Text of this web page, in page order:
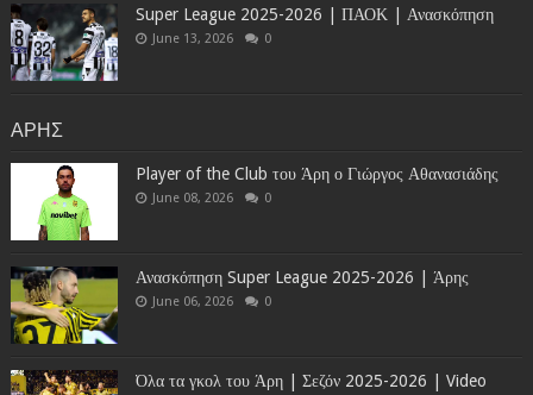
Super League 2025-2026 | ΠΑΟΚ | Ανασκόπηση
June 13, 2026 0
ΑΡΗΣ
Player of the Club του Άρη ο Γιώργος Αθανασιάδης
June 08, 2026 0
Ανασκόπηση Super League 2025-2026 | Άρης
June 06, 2026 0
Όλα τα γκολ του Άρη | Σεζόν 2025-2026 | Video